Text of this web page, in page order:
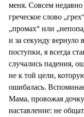
меня. Совсем
греческое слово
„промах“ или
и за секунду вернуло
поступки, я всегда
случались падения,
не к той цели,
ошибалась.
Мама, провожая
наставление: не